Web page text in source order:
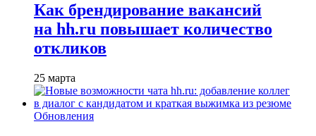
Как брендирование вакансий
на hh.ru повышает количество
откликов
25 марта
Обновления